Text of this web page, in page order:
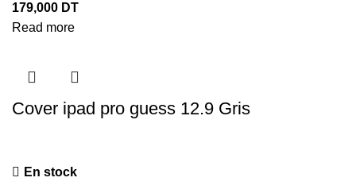
179,000 DT
Read more
Cover ipad pro guess 12.9 Gris
En stock